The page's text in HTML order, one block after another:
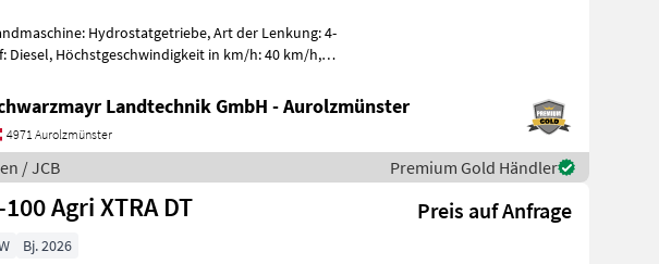
Hydrostatgetriebe, Art der Lenkung: 4-
Diesel, Höchstgeschwindigkeit in km/h: 40 km/h,
Landtechnik GmbH - Aurolzmünster
4971 Aurolzmünster
/ JCB Premium Gold Händler
Agri XTRA DT Preis auf Anfrage
Bj. 2026